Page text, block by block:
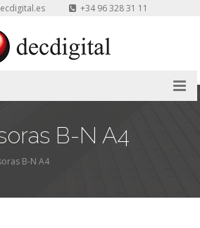
+34 96 328 31 11
B-N A4
B-N A4